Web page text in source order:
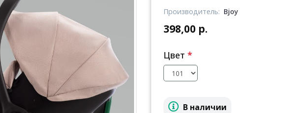
Производитель: Bjoy
398,00 р.
Цвет *
В наличии